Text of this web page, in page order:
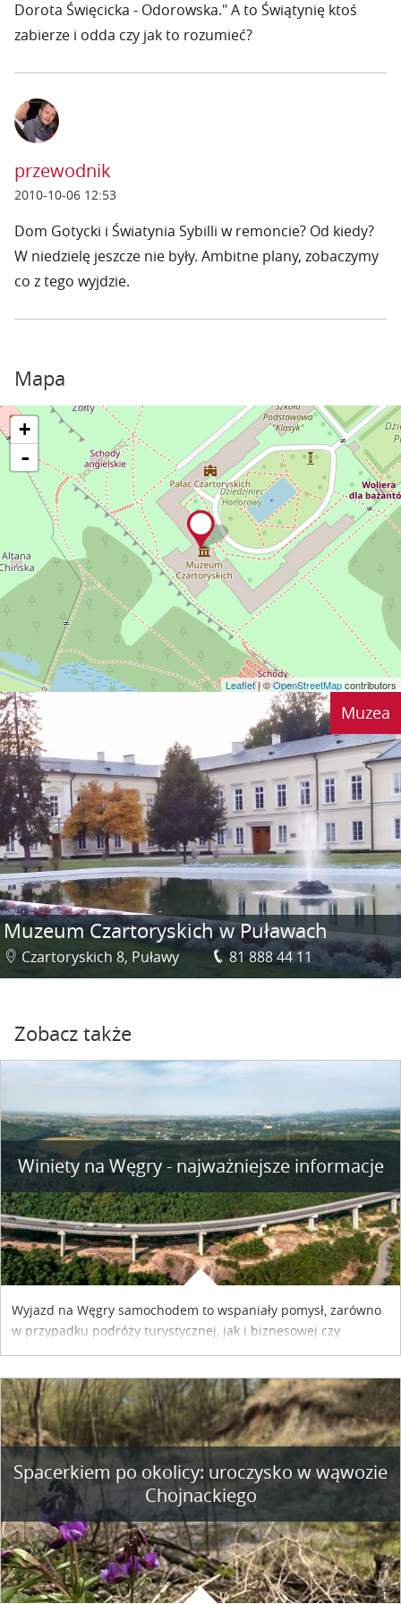
Dorota Święcicka - Odorowska." A to Świątynię ktoś
zabierze i odda czy jak to rozumieć?
przewodnik
2010-10-06 12:53
Dom Gotycki i Światynia Sybilli w remoncie? Od kiedy?
W niedzielę jeszcze nie były. Ambitne plany, zobaczymy
co z tego wyjdzie.
Mapa
+
-
Leaflet| ©OpenStreetMapcontributors
Muzea
Muzeum Czartoryskich w Puławach
Czartoryskich 8, Puławy 81 888 44 11
Zobacz także
Winiety na Węgry - najważniejsze informacje
Wyjazd na Węgry samochodem to wspaniały pomysł, zarówno
w przypadku podróży turystycznej, jak i biznesowej czy
służbowej. Pamiętać tylko trzeba o wykupieniu winiety, co
współpracy reklamowej z Hungary Vignette.
Spacerkiem po okolicy: uroczysko w wąwozie
Chojnackiego